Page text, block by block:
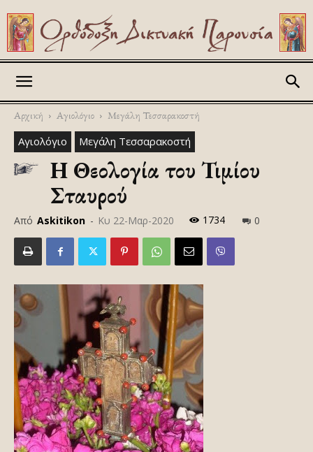
Αρχική Αγιολόγιο Μεγάλη Τεσσαρακοστή
Αγιολόγιο Μεγάλη Τεσσαρακοστή
Η Θεολογία του Τιμίου
Σταυρού
Από Askitikon - Κυ 22-Μαρ-2020 1734 0